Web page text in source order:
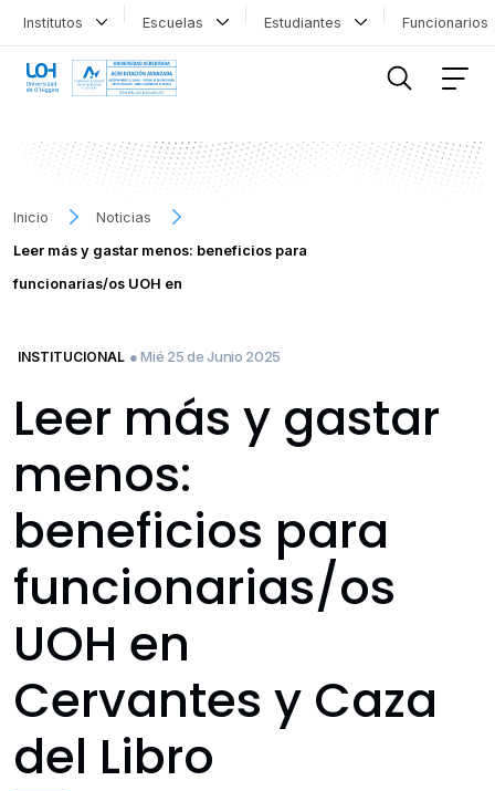
Institutos Escuelas Estudiantes
Inicio
Noticias
Leer más y gastar menos: beneficios para
funcionarias/os UOH en
INSTITUCIONAL ● Mié 25 de Junio 2025
Leer más y gastar
menos:
beneficios para
funcionarias/os
UOH en
Cervantes y Caza
del Libro